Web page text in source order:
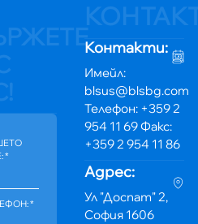
*
*
Контакти:
Имейл:
blsus@blsbg.com
Телефон: +359 2
954 11 69 Факс:
+359 2 954 11 86
Адрес:
Ул "Доспат" 2,
София 1606